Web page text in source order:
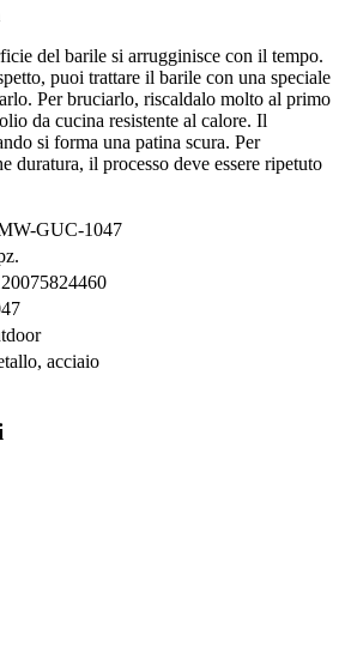
del barile si arrugginisce con il tempo.
puoi trattare il barile con una speciale
Per bruciarlo, riscaldalo molto al primo
da cucina resistente al calore. Il
si forma una patina scura. Per
duratura, il processo deve essere ripetuto
GUC-1047
acciaio